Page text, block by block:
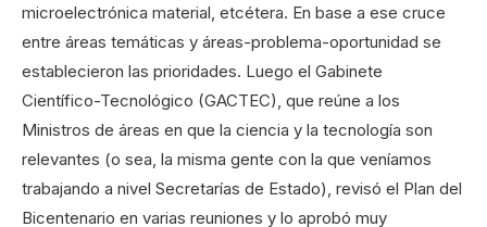
microelectrónica material, etcétera. En base a ese cruce
entre áreas temáticas y áreas-problema-oportunidad se
establecieron las prioridades. Luego el Gabinete
Científico-Tecnológico (GACTEC), que reúne a los
Ministros de áreas en que la ciencia y la tecnología son
relevantes (o sea, la misma gente con la que veníamos
trabajando a nivel Secretarías de Estado), revisó el Plan del
Bicentenario en varias reuniones y lo aprobó muy